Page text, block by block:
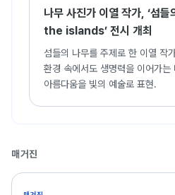
나무 사진가 이열 작가, ‘섬
the islands’ 전시 개최
섬들의 나무를 주제로 한 이열 작
환경 속에서도 생명력을 이어가는
아름다움을 빛의 예술로 표현.
매거진